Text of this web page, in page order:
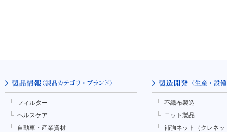
フィルター
ヘルスケア
自動車・産業資材
不織布製造
ニット製品
補強ネット（クレネッ